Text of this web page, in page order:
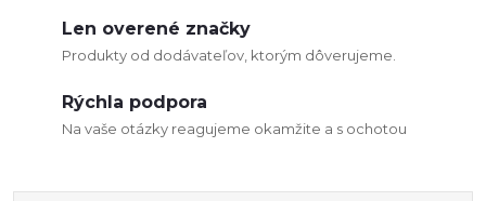
Len overené značky
Produkty od dodávateľov, ktorým dôverujeme.
Rýchla podpora
Na vaše otázky reagujeme okamžite a s ochotou